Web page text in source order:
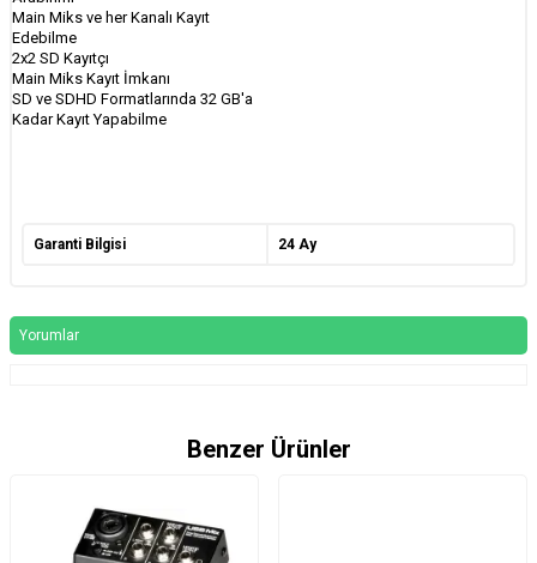
Main Miks ve her Kanalı Kayıt
Edebilme
2x2 SD Kayıtçı
Main Miks Kayıt İmkanı
SD ve SDHD Formatlarında 32 GB'a
Kadar Kayıt Yapabilme
Garanti Bilgisi 24 Ay
Yorumlar
Benzer Ürünler